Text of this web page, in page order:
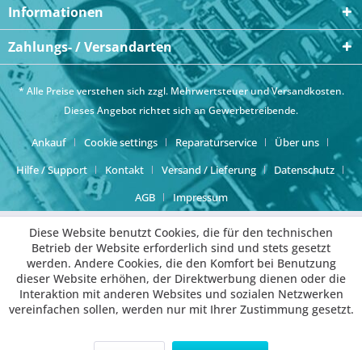
Informationen
Zahlungs- / Versandarten
* Alle Preise verstehen sich zzgl. Mehrwertsteuer undVersandkosten.
Dieses Angebot richtet sich an Gewerbetreibende.
Ankauf Cookie settings Reparaturservice
Über uns
Hilfe / Support
Kontakt Versand / Lieferung
Datenschutz
AGB
Impressum
Diese Website benutzt Cookies, die für den technischen
Betrieb der Website erforderlich sind und stets gesetzt
werden. Andere Cookies, die den Komfort bei Benutzung
dieser Website erhöhen, der Direktwerbung dienen oder die
Interaktion mit anderen Websites und sozialen Netzwerken
vereinfachen sollen, werden nur mit Ihrer Zustimmung gesetzt.